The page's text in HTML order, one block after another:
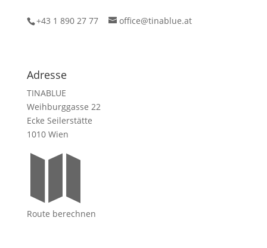
von Glamour.
+43 1 890 27 77 office@tinablue.at
Adresse
TINABLUE
Weihburggasse 22
Ecke Seilerstätte
1010 Wien

Route berechnen